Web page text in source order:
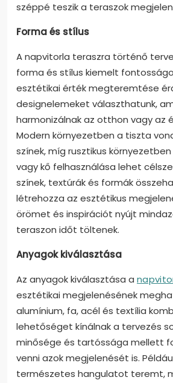
széppé teszik a teraszok
Forma és stílus
A napvitorla teraszra történő
forma és stílus kiemelt
esztétikai érték megteremtése
designelemeket választhatunk,
harmonizálnak az otthon vagy az
Modern környezetben a tiszta
színek, míg rusztikus
vagy kő felhasználása lehet
színek, textúrák és formák
létrehozza az esztétikus
örömet és inspirációt nyújt
teraszon időt töltenek.
Anyagok kiválasztása
Az anyagok kiválasztása a
esztétikai megjelenésének
alumínium, fa, acél és textília
lehetőséget kínálnak a tervezés
minősége és tartóssága mellett
venni azok megjelenését is.
természetes hangulatot teremt,